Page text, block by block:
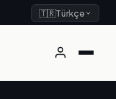
🇹🇷Türkçe